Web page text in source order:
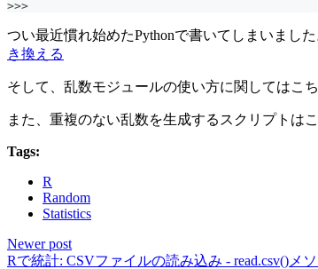
>>>
つい最近慣れ始めたPythonで書いてしまいまし
き換える
そして、乱数モジュールの使い方に関してはこ
また、重複のない乱数を生成するスクリプトは
Tags:
R
Random
Statistics
Newer post
Rで統計: CSVファイルの読み込み - read.csv()メ